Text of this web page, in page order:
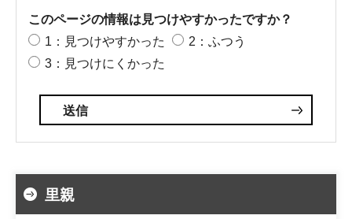
このページの情報は見つけやすかったですか？
1：見つけやすかった
2：ふつう
3：見つけにくかった
里親